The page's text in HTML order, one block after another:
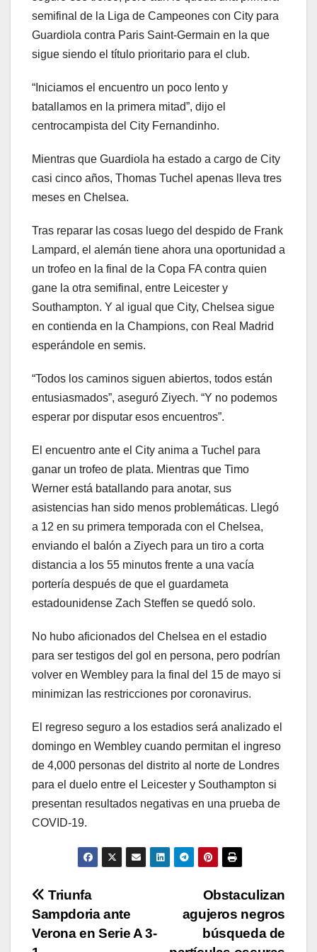
semifinal de la Liga de Campeones con City para
Guardiola contra Paris Saint-Germain en la que
sigue siendo el título prioritario para el club.
“Iniciamos el encuentro un poco lento y
batallamos en la primera mitad”, dijo el
centrocampista del City Fernandinho.
Mientras que Guardiola ha estado a cargo de City
casi cinco años, Thomas Tuchel apenas lleva tres
meses en Chelsea.
Tras reparar las cosas luego del despido de Frank
Lampard, el alemán tiene ahora una oportunidad a
un trofeo en la final de la Copa FA contra quien
gane la otra semifinal, entre Leicester y
Southampton. Y al igual que City, Chelsea sigue
en contienda en la Champions, con Real Madrid
esperándole en semis.
“Todos los caminos siguen abiertos, todos están
entusiasmados”, aseguró Ziyech. “Y no podemos
esperar por disputar esos encuentros”.
El encuentro ante el City anima a Tuchel para
ganar un trofeo de plata. Mientras que Timo
Werner está batallando para anotar, sus
asistencias han sido menos problemáticas. Llegó
a 12 en su primera temporada con el Chelsea,
enviando el balón a Ziyech para un tiro a corta
distancia a los 55 minutos frente a una vacía
portería después de que el guardameta
estadounidense Zach Steffen se quedó solo.
No hubo aficionados del Chelsea en el estadio
para ser testigos del gol en persona, pero podrían
volver en Wembley para la final del 15 de mayo si
minimizan las restricciones por coronavirus.
El regreso seguro a los estadios será analizado el
domingo en Wembley cuando permitan el ingreso
de 4,000 personas del distrito al norte de Londres
para el duelo entre el Leicester y Southampton si
presentan resultados negativas en una prueba de
COVID-19.
Navegación
de
Obstaculizan
agujeros negros
búsqueda de
Triunfa
Sampdoria ante
Verona en Serie A 3-